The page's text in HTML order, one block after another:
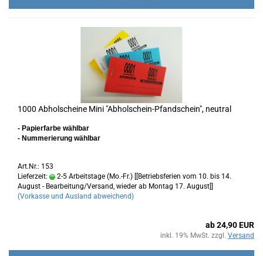
1000 Abholscheine Mini "Abholschein-Pfandschein", neutral
- Papierfarbe wählbar
- Nummerierung wählbar
Art.Nr.: 153
Lieferzeit:
2-5 Arbeitstage (Mo.-Fr.) [[Betriebsferien vom 10. bis 14.
August - Bearbeitung/Versand, wieder ab Montag 17. August]]
(Vorkasse und Ausland abweichend)
ab 24,90 EUR
inkl. 19% MwSt. zzgl. Versand